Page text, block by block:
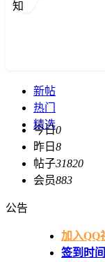
新帖
热门
精选
今日0
昨日 8
帖子31820
会员883
公告
加入QQ
签到时